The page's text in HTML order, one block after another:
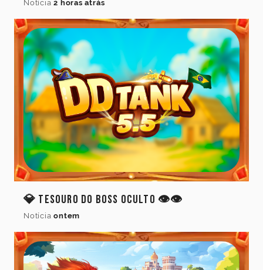
Idioma
do jogo
Idioma
Cancelar
Notícia 2 horas atrás
💎 Tesouro do Boss Oculto 👁️👁️
Notícia ontem